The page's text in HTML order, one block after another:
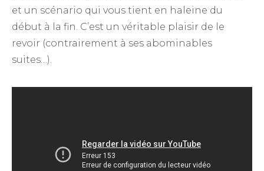
et un scénario qui vous tient en haleine du
début à la fin. C’est un véritable plaisir de le
revoir (contrairement à ses abominables
suites…).